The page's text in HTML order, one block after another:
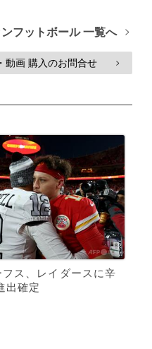
フットボール 一覧へ >
動画 購入のお問合せ >
フス、レイダースに辛
出確定